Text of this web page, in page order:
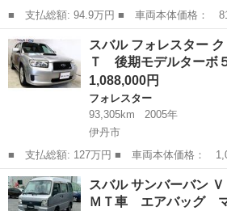
■ 支払総額: 94.9万円 ■ 車両本体価格： 814,000 円 ■ メーカー
名： スバル ■ 車種名： インプレッサス
名： ２．０ｉアイサイト プラウドエデ
ーナビ／フルセグ...
兵庫 インプレッサ
スバル フォレスター
Ｔ 後期モデルターボ
1,088,000円
フォレスター
93,305km
2005年
伊丹市
■ 支払総額: 127万円 ■ 車両本体価格： 1,088,000 円 ■ メーカー
名： スバル ■ 車種名： フォレスター ■
スポーツ２．０Ｔ 後期モデルターボ５ＭＴ
ＴＩブース...
兵庫 伊丹市 フォレスター
スバル サンバーバン
ＭＴ車 エアバッグ